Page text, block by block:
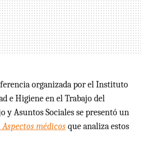
organizada por el Instituto
e Higiene en el Trabajo del
y Asuntos Sociales se presentó un
Aspectos médicosque analiza estos